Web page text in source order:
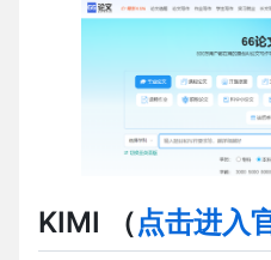
KIMI （点击进入